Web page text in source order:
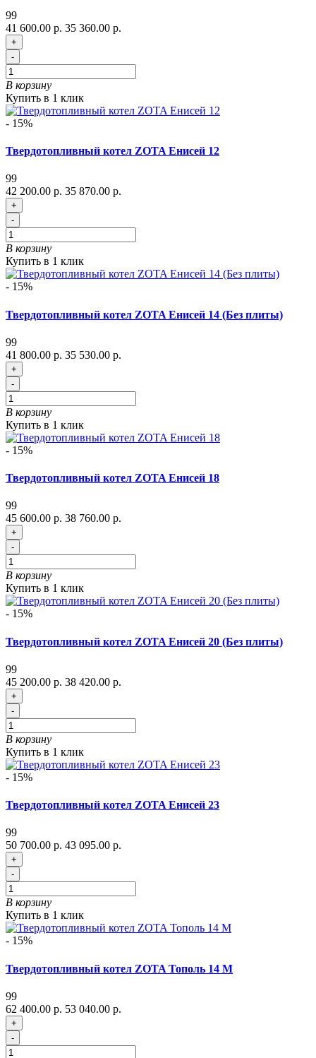
99
41 600.00 р. 35 360.00 р.
+
-
В корзину
Купить в 1 клик
- 15%
Твердотопливный котел ZOTA Енисей 12
99
42 200.00 р. 35 870.00 р.
+
-
В корзину
Купить в 1 клик
- 15%
Твердотопливный котел ZOTA Енисей 14 (Без плиты)
99
41 800.00 р. 35 530.00 р.
+
-
В корзину
Купить в 1 клик
- 15%
Твердотопливный котел ZOTA Енисей 18
99
45 600.00 р. 38 760.00 р.
+
-
В корзину
Купить в 1 клик
- 15%
Твердотопливный котел ZOTA Енисей 20 (Без плиты)
99
45 200.00 р. 38 420.00 р.
+
-
В корзину
Купить в 1 клик
- 15%
Твердотопливный котел ZOTA Енисей 23
99
50 700.00 р. 43 095.00 р.
+
-
В корзину
Купить в 1 клик
- 15%
Твердотопливный котел ZOTA Тополь 14 М
99
62 400.00 р. 53 040.00 р.
+
-